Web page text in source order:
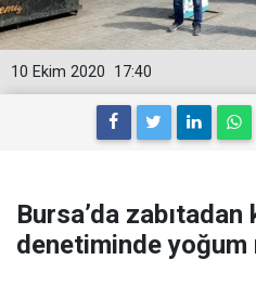
17:40
10 Ekim 2020
Bursa’da
denetiminde yoğum